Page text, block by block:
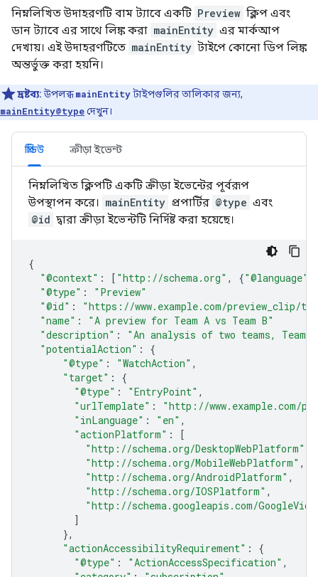
নিম্নলিখিত উদাহরণটি বাম ট্যাবে একটি Preview ক্লিপ এবং
ডান ট্যাবে এর সাথে লিঙ্ক করা mainEntity এর মার্কআপ
দেখায়। এই উদাহরণটিতে mainEntity টাইপে কোনো ডিপ লিঙ্ক
অন্তর্ভুক্ত করা হয়নি।
দ্রষ্টব্য: উপলব্ধmainEntityটাইপগুলির তালিকার জন্য,
mainEntity@typeদেখুন।
প্রিভিউ ক্রীড়া ইভেন্ট
নিম্নলিখিত ক্লিপটি একটি ক্রীড়া ইভেন্টের পূর্বরূপ
উপস্থাপন করে। mainEntity প্রপার্টির @type এবং
@id দ্বারা ক্রীড়া ইভেন্টটি নির্দিষ্ট করা হয়েছে।
{
"@context" : [ "http://schema.org" , {"@language"
"@type" :
"Preview"
"@id" :
"https://www.example.com/preview_clip/
"name" :
"A preview for Team A vs Team B"
"description" :
"An analysis of two teams, Team
"potentialAction" :
{
"@type" : "WatchAction" ,
"target" :
{
"@type" : "EntryPoint" ,
"urlTemplate" :
"http://www.example.com/
"inLanguage" : "en" ,
"actionPlatform" :
[
"http://schema.org/DesktopWebPlatform"
"http://schema.org/MobileWebPlatform" ,
"http://schema.org/AndroidPlatform" ,
"http://schema.org/IOSPlatform" ,
"http://schema.googleapis.com/
]
},
"actionAccessibilityRequirement" :
{
"@type" : "ActionAccessSpecification" ,